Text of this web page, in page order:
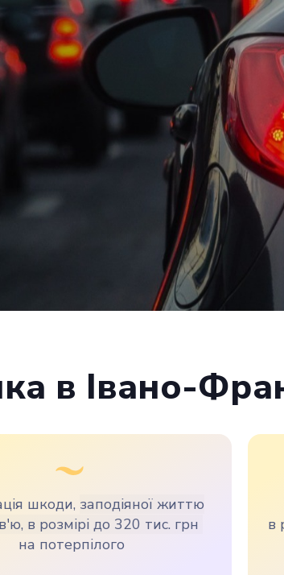
в Івано-
шкоди, заподіяної життю
в розмірі до 320 тис. грн
на потерпілого
в